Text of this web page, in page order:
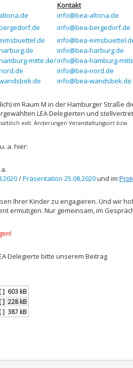
Kontakt
info@bea-altona.de
info@bea-bergedorf.de
info@bea-
info@bea-harburg.de
mitte.de/info@bea-hamburg-
info@bea-nord.de
info@bea-wandsbek.de
im Raum M in der Hamburger Straße
LEA Delegierten und
evtl. Änderungen Veranstaltungsort bzw.
a. hier:
/Präsentation 25.08.2020und im
Ihrer Kinder zu engagieren. Und wir
ermutigen. Nur gemeinsam, im
Delegierte bitte unserem Beitrag
[ ] 603 kB
[ ] 228 kB
[ ] 387 kB
Ausgabe für 2024
vom Kita Netzwerk - Themen der LEA